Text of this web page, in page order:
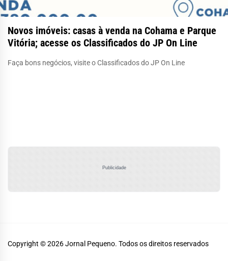
Novos imóveis: casas à venda na Cohama e Parque
Vitória; acesse os Classificados do JP On Line
Faça bons negócios, visite o Classificados do JP On Line
Publicidade
Copyright © 2026Jornal Pequeno. Todos os direitos reservados